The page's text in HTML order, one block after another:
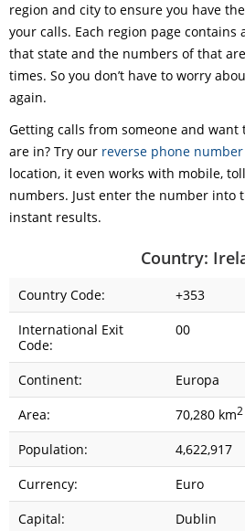
region and city to ensure you have
your calls. Each region page
that state and the numbers of that
times. So you don’t have to worry
again.
Getting calls from someone and want
are in? Try our reverse phone
location, it even works with mobile,
numbers. Just enter the number into
instant results.
Country:
Country Code:
+353
International Exit
Code:
00
Continent:
Europa
Area:
70,280 km2
Population:
4,622,917
Currency:
Euro
Capital:
Dublin